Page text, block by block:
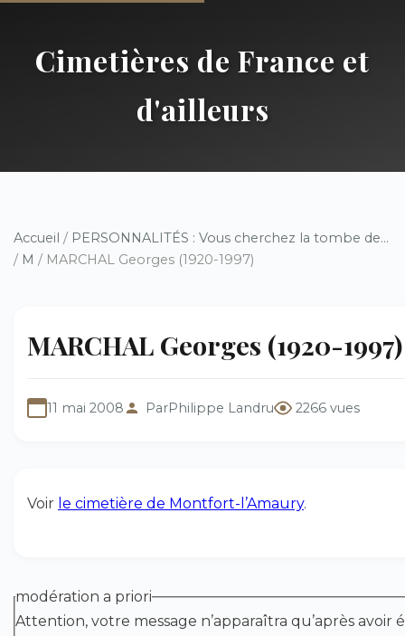
Cimetières de France et
d'ailleurs
Accueil / PERSONNALITÉS : Vous cherchez la tombe de...
/ M / MARCHAL Georges (1920-1997)
MARCHAL Georges (1920-1997)
11 mai 2008 ParPhilippe Landru 2266 vues
Voir le cimetière de Montfort-l’Amaury.
modération a priori
Attention, votre message n’apparaîtra qu’après avoir